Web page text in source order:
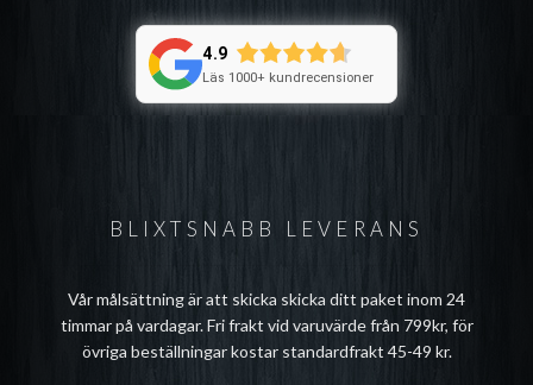
BLIXTSNABB LEVERANS
Vår målsättning är att skicka skicka ditt paket inom 24
timmar på vardagar. Fri frakt vid varuvärde från 799kr, för
övriga beställningar kostar standardfrakt 45-49 kr.
4.9
Läs 1000+ kundrecensioner